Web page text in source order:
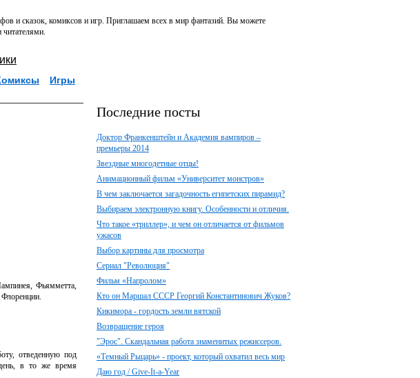
и сказок, комиксов и игр. Приглашаем всех в мир фантазий. Вы можете
читателями.
Игры
Фьямметта,
отведенную под
в то же время
Последние посты
Доктор Франкенштейн и Академия вампиров –
премьеры 2014
Звездные многодетные отцы!
Анимационный фильм «Университет монстров»
В чем заключается загадочность египетских пирамид?
Выбираем электронную книгу. Особенности и отличия.
Что такое «триллер», и чем он отличается от фильмов
ужасов
Выбор картины для просмотра
Сериал "Революция"
Фильм «Напролом»
Кто он Маршал СССР Георгий Константинович Жуков?
Кикимора - гордость земли вятской
Возвращение героя
"Эрос". Скандальная работа знаменитых режиссеров.
«Темный Рыцарь» - проект, который охватил весь мир
Даю год / Give-It-a-Year